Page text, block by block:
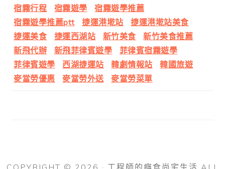
宿霧行程
宿霧遊學
宿霧遊學推薦
宿霧遊學推薦ptt
捷運港墘站
捷運港墘站美食
捷運美食
捷運西湖站 新竹美食
新竹美食推薦
新飛代辦
新飛菲律賓遊學
菲律賓宿霧遊學
菲律賓遊學
西湖捷運站 韓劇情報站
韓國旅遊
麥當勞優惠
麥當勞外送 麥當勞菜單
COPYRIGHT © 2026 · 工程師的癮食尚宅生活 ALL